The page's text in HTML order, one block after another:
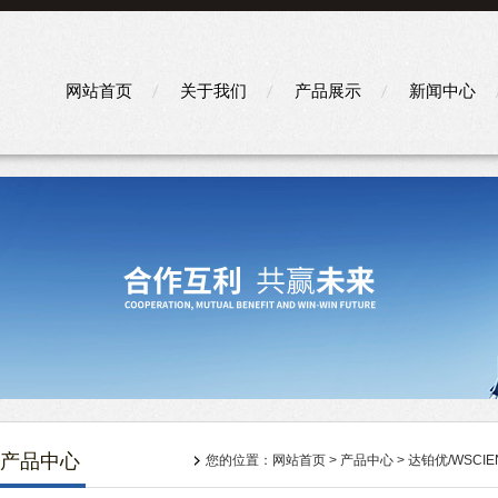
网站首页 关于我们 产品展示 新闻中心
产品中心 您的位置： 网站首页 > 产品中心 > 达铂优/